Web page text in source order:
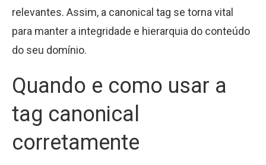
relevantes. Assim, a canonical tag se torna vital
para manter a integridade e hierarquia do conteúdo
do seu domínio.
Quando e como usar a
tag canonical
corretamente